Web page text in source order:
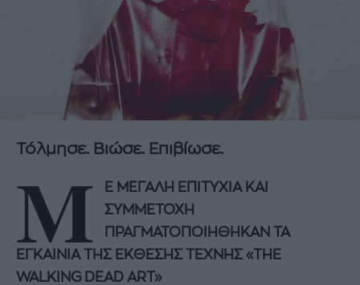
Τόλμησε. Βιώσε. Επιβίωσε.
Μ
Ε ΜΕΓΑΛΗ ΕΠΙΤΥΧΙΑ ΚΑΙ
ΣΥΜΜΕΤΟΧΗ
ΠΡΑΓΜΑΤΟΠΟΙΗΘΗΚΑΝ ΤΑ
ΕΓΚΑΙΝΙΑ ΤΗΣ ΕΚΘΕΣΗΣ ΤΕΧΝΗΣ «THE
WALKING DEAD ART»